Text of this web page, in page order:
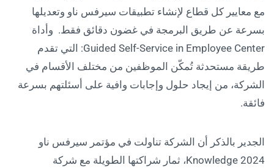
مع معايير كل قطاع لإنشاء تطبيقات سيرفس ناو وتعديلها
بسرعة عن طريق البرمجة في غضون دقائق فقط. وأداة
Guided Self-Service in Employee Center: التي تقدم
طريقة مستحدثة تُمكّن الموظفين من مختلف الأقسام في
الشركة، من إيجاد حلول وإجابات وافية على أسئلتهم بسرعة
فائقة.
الجدير بالذكر أن الشركة تناولت في مؤتمر سيرفس ناو
Knowledge 2024، ثمار شراكتها الطويلة مع شركة